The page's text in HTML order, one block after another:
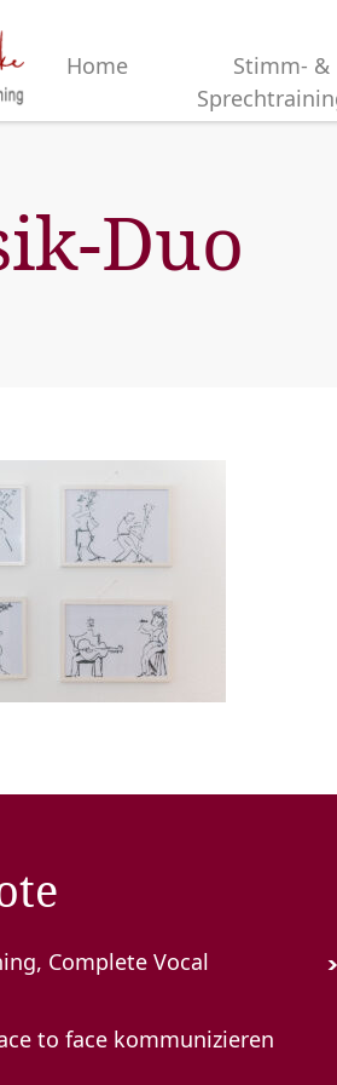
Home
Stimm- &
Duo
Complete Vocal
to face kommunizieren